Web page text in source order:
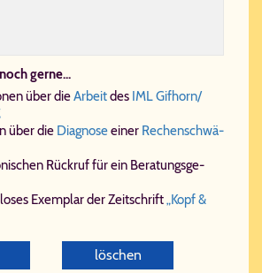
gerne...
über dieAr­beitdes IML Gif­horn/​
über die Dia­gno­seei­ner Re­chen­schwä­
Rück­ruf für ein Be­ra­tungs­ge­
Exem­plar der Zeit­schrift„Kopf &